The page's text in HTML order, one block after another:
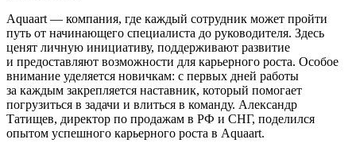
Aquaart — компания, где каждый сотрудник может пройти
путь от начинающего специалиста до руководителя. Здесь
ценят личную инициативу, поддерживают развитие
и предоставляют возможности для карьерного роста. Особое
внимание уделяется новичкам: с первых дней работы
за каждым закрепляется наставник, который помогает
погрузиться в задачи и влиться в команду. Александр
Татищев, директор по продажам в РФ и СНГ, поделился
опытом успешного карьерного роста в Aquaart.